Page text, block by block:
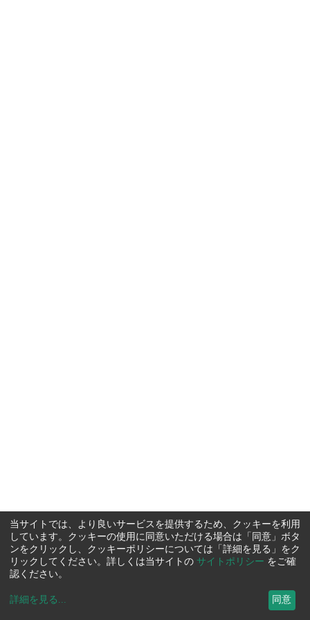
当サイトでは、より良いサービスを提供するため、クッキーを利用
しています。クッキーの使用に同意いただける場合は「同意」ボタ
ンをクリックし、クッキーポリシーについては「詳細を見る」をク
リックしてください。詳しくは当サイトの サイトポリシー をご確
認ください。
詳細を見る ... 同意